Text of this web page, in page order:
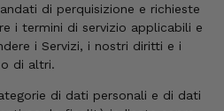
di perquisizione e richieste
i termini di servizio applicabili e
i Servizi, i nostri diritti e i
di altri.
di dati personali e di dati